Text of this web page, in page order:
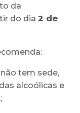
da
do dia 2 de
tem sede,
alcoólicas e